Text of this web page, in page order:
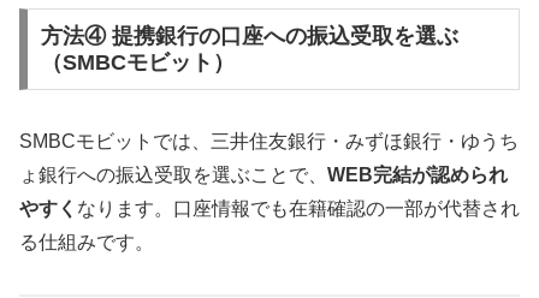
方法④ 提携銀行の口座への振込受取を選ぶ
（SMBCモビット）
SMBCモビットでは、三井住友銀行・みずほ銀行・ゆうち
ょ銀行への振込受取を選ぶことで、 WEB完結が認められ
やすく なります。口座情報でも在籍確認の一部が代替され
る仕組みです。